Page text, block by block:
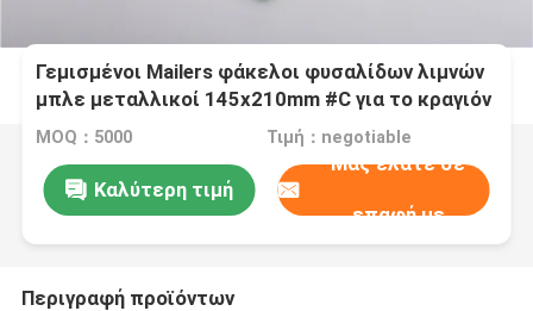
Γεμισμένοι Mailers φάκελοι φυσαλίδων λιμνών
μπλε μεταλλικοί 145x210mm #C για το κραγιόν
MOQ：5000 Τιμή：negotiable
Καλύτερη τιμή
Μας ελάτε σε
επαφή με
Περιγραφή προϊόντων